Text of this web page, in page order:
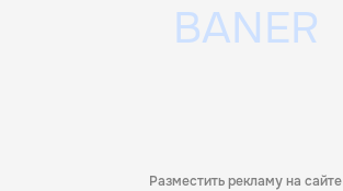
Разместить рекламу на сайте